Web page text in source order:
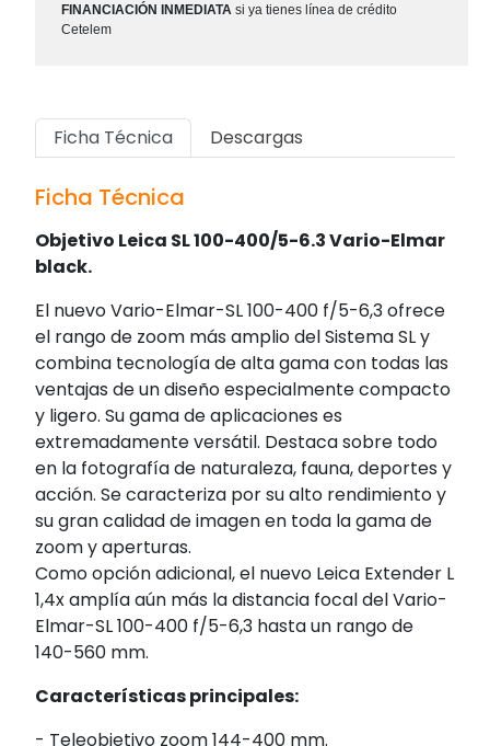
FINANCIACIÓN INMEDIATA si ya tienes línea de crédito
Cetelem
Ficha Técnica Descargas
Ficha Técnica
Objetivo Leica SL 100-400/5-6.3 Vario-Elmar
black.
El nuevo Vario-Elmar-SL 100-400 f/5-6,3 ofrece
el rango de zoom más amplio del Sistema SL y
combina tecnología de alta gama con todas las
ventajas de un diseño especialmente compacto
y ligero. Su gama de aplicaciones es
extremadamente versátil. Destaca sobre todo
en la fotografía de naturaleza, fauna, deportes y
acción. Se caracteriza por su alto rendimiento y
su gran calidad de imagen en toda la gama de
zoom y aperturas.
Como opción adicional, el nuevo Leica Extender L
1,4x amplía aún más la distancia focal del Vario-
Elmar-SL 100-400 f/5-6,3 hasta un rango de
140-560 mm.
Características principales:
- Teleobjetivo zoom 144-400 mm.